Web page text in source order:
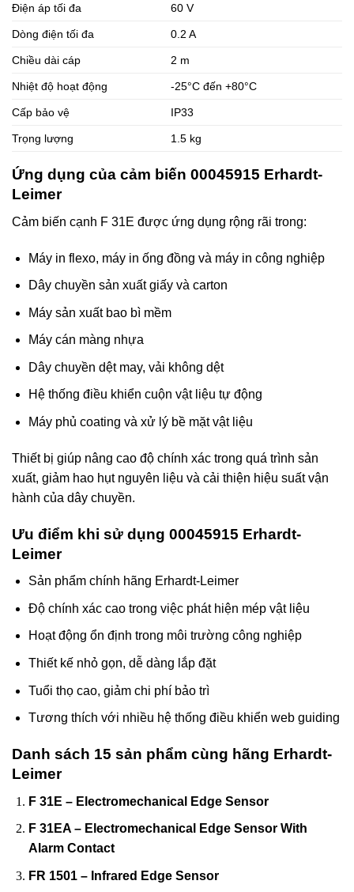
Điện áp tối đa 60 V
Dòng điện tối đa 0.2 A
Chiều dài cáp 2 m
Nhiệt độ hoạt động -25°C đến +80°C
Cấp bảo vệ IP33
Trọng lượng 1.5 kg
Ứng dụng của cảm biến 00045915 Erhardt-
Leimer
Cảm biến cạnh F 31E được ứng dụng rộng rãi trong:
Máy in flexo, máy in ống đồng và máy in công nghiệp
Dây chuyền sản xuất giấy và carton
Máy sản xuất bao bì mềm
Máy cán màng nhựa
Dây chuyền dệt may, vải không dệt
Hệ thống điều khiển cuộn vật liệu tự động
Máy phủ coating và xử lý bề mặt vật liệu
Thiết bị giúp nâng cao độ chính xác trong quá trình sản
xuất, giảm hao hụt nguyên liệu và cải thiện hiệu suất vận
hành của dây chuyền.
Ưu điểm khi sử dụng 00045915 Erhardt-
Leimer
Sản phẩm chính hãng Erhardt-Leimer
Độ chính xác cao trong việc phát hiện mép vật liệu
Hoạt động ổn định trong môi trường công nghiệp
Thiết kế nhỏ gọn, dễ dàng lắp đặt
Tuổi thọ cao, giảm chi phí bảo trì
Tương thích với nhiều hệ thống điều khiển web guiding
Danh sách 15 sản phẩm cùng hãng Erhardt-
Leimer
F 31E – Electromechanical Edge Sensor
F 31EA – Electromechanical Edge Sensor With
Alarm Contact
FR 1501 – Infrared Edge Sensor